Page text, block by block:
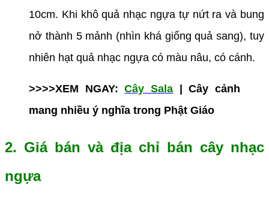
10cm. Khi khô quả nhạc ngựa tự nứt ra và bung
nở thành 5 mảnh (nhìn khá giống quả sang), tuy
nhiên hạt quả nhạc ngựa có màu nâu, có cánh.
>>>>XEM NGAY:Cây Sala | Cây cảnh
mang nhiều ý nghĩa trong Phật Giáo
2. Giá bán và địa chỉ bán cây nhạc
ngựa